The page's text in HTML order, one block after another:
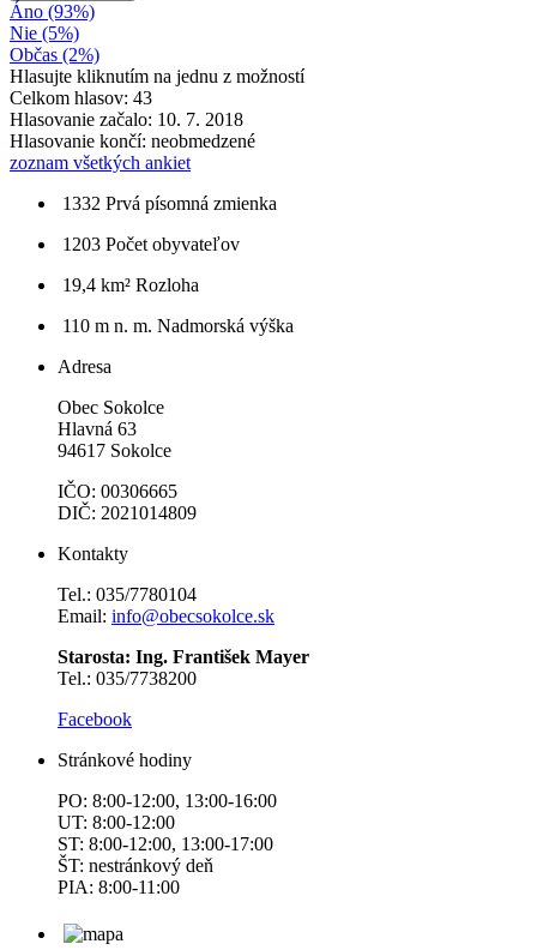
Áno (93%)
Nie (5%)
Občas (2%)
Hlasujte kliknutím na jednu z možností
Celkom hlasov: 43
Hlasovanie začalo: 10. 7. 2018
Hlasovanie končí: neobmedzené
zoznam všetkých ankiet
1332 Prvá písomná zmienka
1203 Počet obyvateľov
19,4 km² Rozloha
110 m n. m. Nadmorská výška
Adresa
Obec Sokolce
Hlavná 63
94617 Sokolce
IČO: 00306665
DIČ: 2021014809
Kontakty
Tel.: 035/7780104
Email: info@obecsokolce.sk
Starosta: Ing. František Mayer
Tel.: 035/7738200
Facebook
Stránkové hodiny
PO: 8:00-12:00, 13:00-16:00
UT: 8:00-12:00
ST: 8:00-12:00, 13:00-17:00
ŠT: nestránkový deň
PIA: 8:00-11:00